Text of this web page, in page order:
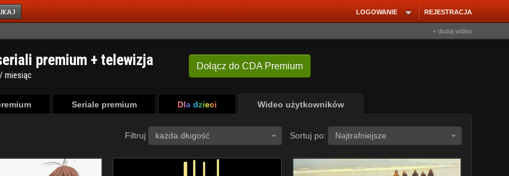
REJESTRACJA
LOGOWANIE
+ dodaj wideo
Dołącz do CDA Premium
premium + telewizja
miesiąc
Seriale premium Dla dzieci Wideo użytkowników
Filtruj każda długość Sortuj po: Najtrafniejsze